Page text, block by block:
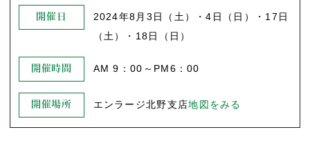
開催日
2024年8月3日（土）・4日（日）・17日
（土）・18日（日）
開催時間 AM 9：00～PM6：00
開催場所 エンラージ北野支店地図をみる